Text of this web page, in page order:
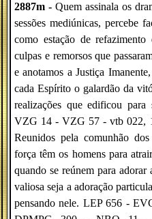
2887m - Quem assinala os
sessões mediúnicas, percebe
como estação de refazimento
culpas e remorsos que
e anotamos a Justiça
cada Espírito o galardão da
realizações que edificou
VZG 14 - VZG 57 - vtb 022,
Reunidos pela comunhão
força têm os homens para
quando se reúnem para
valiosa seja a adoração
pensando nele. LEP 656 -